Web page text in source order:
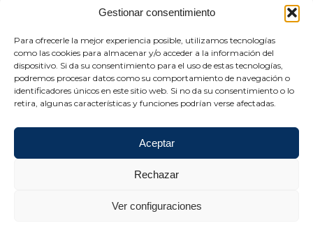
Gestionar consentimiento
Para ofrecerle la mejor experiencia posible, utilizamos tecnologías
como las cookies para almacenar y/o acceder a la información del
dispositivo. Si da su consentimiento para el uso de estas tecnologías,
podremos procesar datos como su comportamiento de navegación o
identificadores únicos en este sitio web. Si no da su consentimiento o lo
retira, algunas características y funciones podrían verse afectadas.
Aceptar
Rechazar
Ver configuraciones
Advertencias de seguridad
Declaraciones de prestaciones
Formulario de Desistimiento
Social